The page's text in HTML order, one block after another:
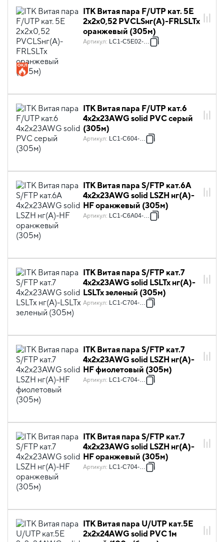
ITK Витая пара F/UTP кат. 5E
2х2х0,52 PVCLSнг(А)-FRLSLTx
оранжевый (305м)
Артикул: LC1-C5E02-397
ITK Витая пара F/UTP кат.6
4х2х23AWG solid PVC серый
(305м)
Артикул: LC1-C604-311
ITK Витая пара S/FTP кат.6A
4х2х23AWG solid LSZH нг(А)-
HF оранжевый (305м)
Артикул: LC1-C6A04-627
ITK Витая пара S/FTP кат.7
4х2х23AWG solid LSLTx нг(А)-
LSLTx зеленый (305м)
Артикул: LC1-C704-622
ITK Витая пара S/FTP кат.7
4х2х23AWG solid LSZH нг(А)-
HF фиолетовый (305м)
Артикул: LC1-C704-626
ITK Витая пара S/FTP кат.7
4х2х23AWG solid LSZH нг(А)-
HF оранжевый (305м)
Артикул: LC1-C704-627
ITK Витая пара U/UTP кат.5E
2х2х24AWG solid PVC 1м